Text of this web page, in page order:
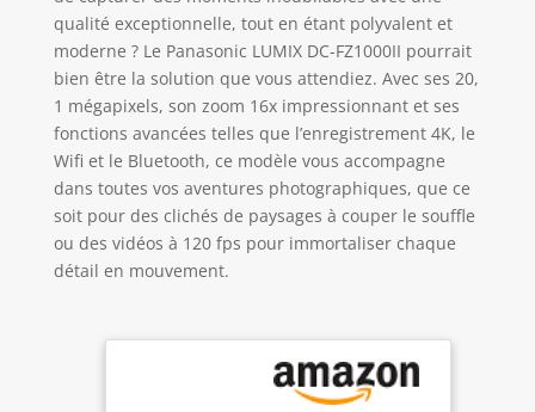
qualité exceptionnelle, tout en étant polyvalent et
moderne ? Le Panasonic LUMIX DC-FZ1000II pourrait
bien être la solution que vous attendiez. Avec ses 20,
1 mégapixels, son zoom 16x impressionnant et ses
fonctions avancées telles que l’enregistrement 4K, le
Wifi et le Bluetooth, ce modèle vous accompagne
dans toutes vos aventures photographiques, que ce
soit pour des clichés de paysages à couper le souffle
ou des vidéos à 120 fps pour immortaliser chaque
détail en mouvement.